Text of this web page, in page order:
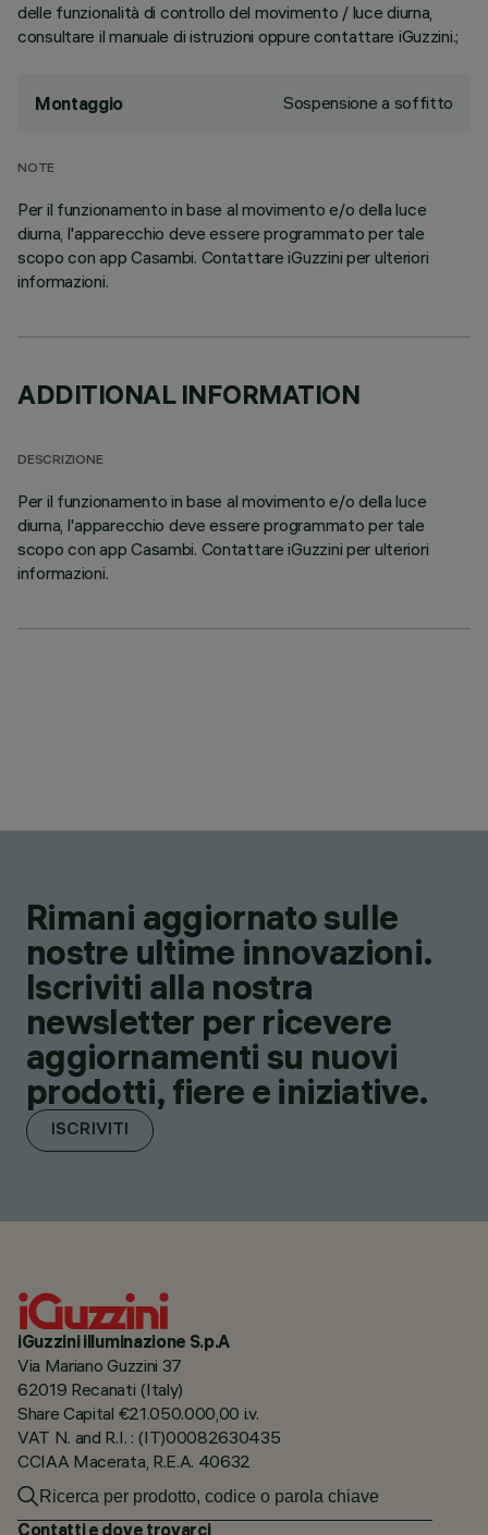
delle funzionalità di controllo del movimento / luce diurna,
consultare il manuale di istruzioni oppure contattare iGuzzini.;
Montaggio Sospensione a soffitto
NOTE
Per il funzionamento in base al movimento e/o della luce
diurna, l'apparecchio deve essere programmato per tale
scopo con app Casambi. Contattare iGuzzini per ulteriori
informazioni.
ADDITIONAL INFORMATION
DESCRIZIONE
Per il funzionamento in base al movimento e/o della luce
diurna, l'apparecchio deve essere programmato per tale
scopo con app Casambi. Contattare iGuzzini per ulteriori
informazioni.
Rimani aggiornato sulle
nostre ultime innovazioni.
Iscriviti alla nostra
newsletter per ricevere
aggiornamenti su nuovi
prodotti, fiere e iniziative.
ISCRIVITI
iGuzzini illuminazione S.p.A
Via Mariano Guzzini 37
62019 Recanati (Italy)
Share Capital €21.050.000,00 i.v.
VAT N. and R.I. : (IT)00082630435
CCIAA Macerata, R.E.A. 40632
Contatti e dove trovarci